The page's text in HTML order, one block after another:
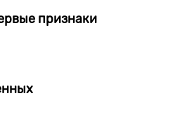
признаки